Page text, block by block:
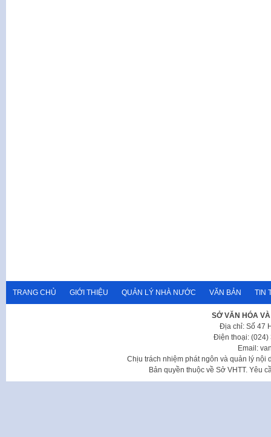
TRANG CHỦ GIỚI THIỆU QUẢN LÝ NHÀ NƯỚC VĂN BẢN TIN
SỞ VĂN HÓA
Địa chỉ: Số 47
Điện thoại: (024)
Email:
Chịu trách nhiệm phát ngôn và quản lý nội
Bản quyền thuộc về Sở VHTT. Yêu